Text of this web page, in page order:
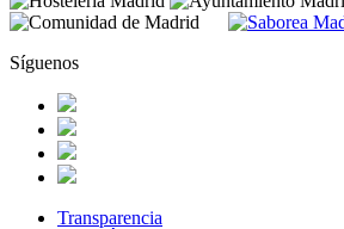
Síguenos
Transparencia